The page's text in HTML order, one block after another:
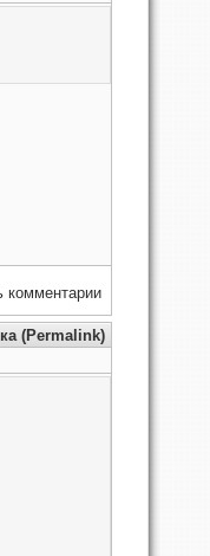
комментарии
(Permalink)